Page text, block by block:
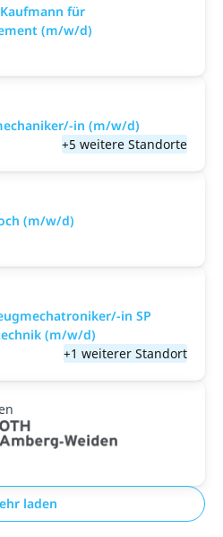
für
(m/w/d)
in (m/w/d)
+5 weitere Standorte
(m/w/d)
in SP
(m/w/d)
+1 weiterer Standort
laden